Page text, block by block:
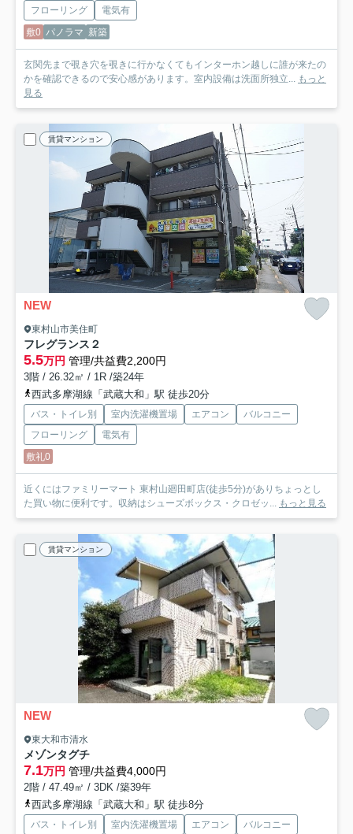
フローリング
電気有
敷0 パノラマ 新築
玄関先まで覗き穴を覗きに行かなくてもインターホン越しに誰が来たの
かを確認できるので安心感があります。室内設備は洗面所独立... もっと
見る
賃貸マンション
NEW
東村山市美住町
フレグランス２
5.5万円 管理/共益費2,200円
3階 / 26.32㎡ / 1R /築24年
西武多摩湖線「武蔵大和」駅 徒歩20分
バス・トイレ別 室内洗濯機置場 エアコン
バルコニー
フローリング
電気有
敷礼0
近くにはファミリーマート 東村山廻田町店(徒歩5分)がありちょっとし
た買い物に便利です。収納はシューズボックス・クロゼッ... もっと見る
賃貸マンション
NEW
東大和市清水
メゾンタグチ
7.1万円 管理/共益費4,000円
2階 / 47.49㎡ / 3DK /築39年
西武多摩湖線「武蔵大和」駅 徒歩8分
バス・トイレ別 室内洗濯機置場 エアコン
バルコニー